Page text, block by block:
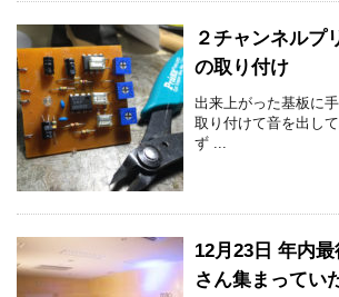
２チャンネルプ
の取り付け
出来上がった基板に
取り付けて音を出し
ず ...
12月23日 年内
さん集まってい